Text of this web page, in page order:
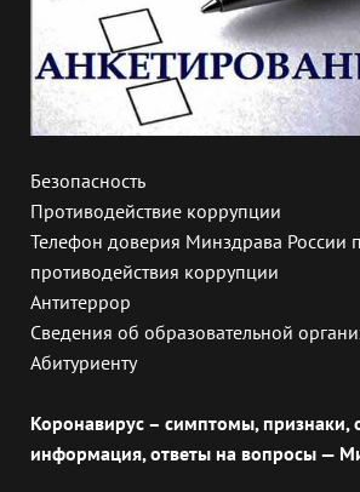
Безопасность
Противодействие коррупции
Телефон доверия Минздрава России
противодействия коррупции
Антитеррор
Сведения об образовательной
Абитуриенту
Коронавирус – симптомы, признаки,
информация, ответы на вопросы —